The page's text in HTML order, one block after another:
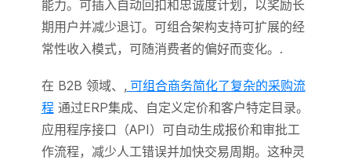
能力。可插入自动回扣和忠诚度计划，以奖励长
期用户并减少退订。可组合架构支持可扩展的经
常性收入模式，可随消费者的偏好而变化。.
在 B2B 领域、,可组合商务简化了复杂的采购流
程 通过ERP集成、自定义定价和客户特定目录。
应用程序接口（API）可自动生成报价和审批工
作流程，减少人工错误并加快交易周期。这种灵